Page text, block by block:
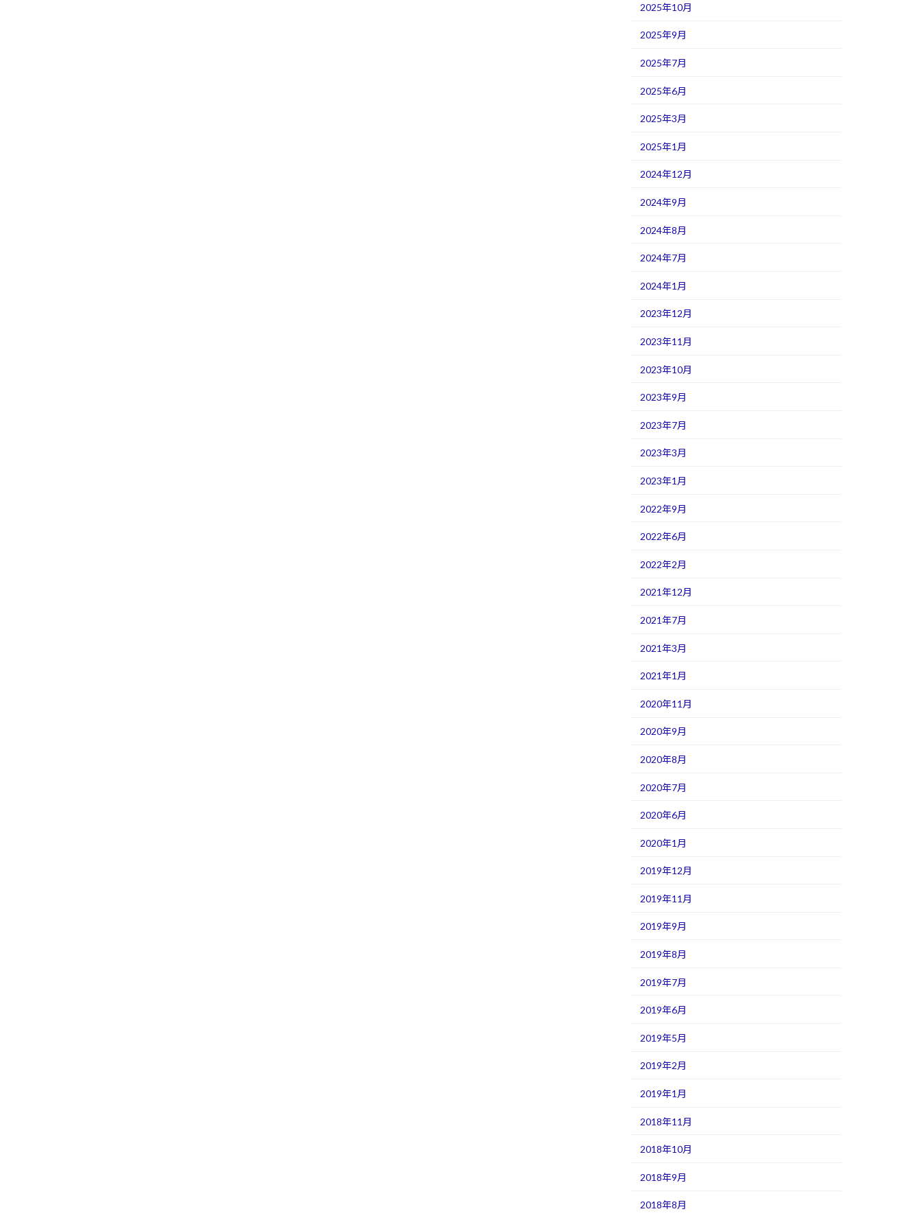
2025年10月
2025年9月
2025年7月
2025年6月
2025年3月
2025年1月
2024年12月
2024年9月
2024年8月
2024年7月
2024年1月
2023年12月
2023年11月
2023年10月
2023年9月
2023年7月
2023年3月
2023年1月
2022年9月
2022年6月
2022年2月
2021年12月
2021年7月
2021年3月
2021年1月
2020年11月
2020年9月
2020年8月
2020年7月
2020年6月
2020年1月
2019年12月
2019年11月
2019年9月
2019年8月
2019年7月
2019年6月
2019年5月
2019年2月
2019年1月
2018年11月
2018年10月
2018年9月
2018年8月